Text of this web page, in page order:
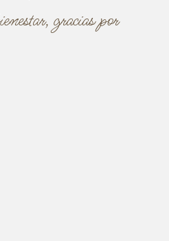
gracias por